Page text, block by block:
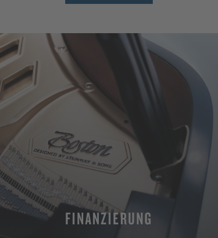
FINANZIERUNG